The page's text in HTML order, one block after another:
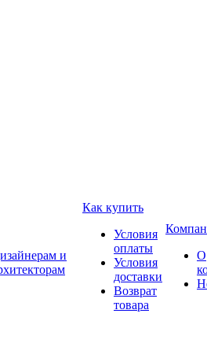
и
Как купить
Условия
оплаты
Условия
доставки
Возврат
товара
О